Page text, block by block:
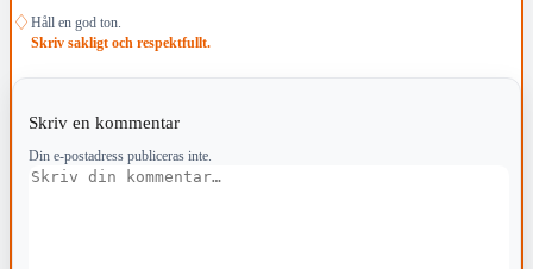
♢ Håll en god ton.
Skriv sakligt och respektfullt.
Skriv en kommentar
Din e-postadress publiceras inte.
Kommentar